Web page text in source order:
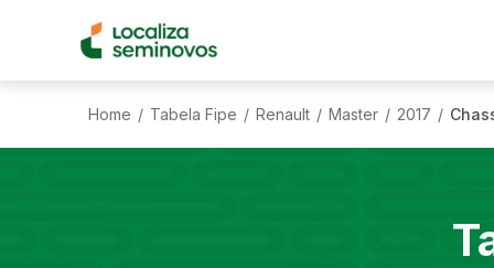
Home / Tabela Fipe / Renault / Master / 2017 /